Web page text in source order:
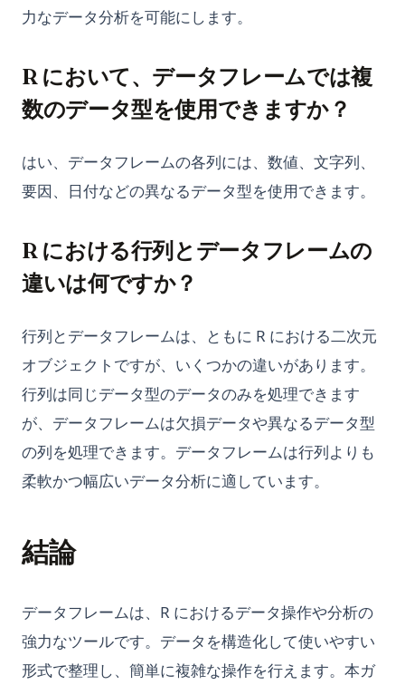
力なデータ分析を可能にします。
R において、データフレームでは複
数のデータ型を使用できますか？
はい、データフレームの各列には、数値、文字列、
要因、日付などの異なるデータ型を使用できます。
R における行列とデータフレームの
違いは何ですか？
行列とデータフレームは、ともに R における二次元
オブジェクトですが、いくつかの違いがあります。
行列は同じデータ型のデータのみを処理できます
が、データフレームは欠損データや異なるデータ型
の列を処理できます。データフレームは行列よりも
柔軟かつ幅広いデータ分析に適しています。
結論
データフレームは、R におけるデータ操作や分析の
強力なツールです。データを構造化して使いやすい
形式で整理し、簡単に複雑な操作を行えます。本ガ